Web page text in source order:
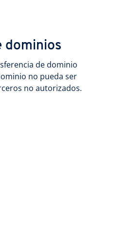
dominios
de dominio
no pueda ser
no autorizados.